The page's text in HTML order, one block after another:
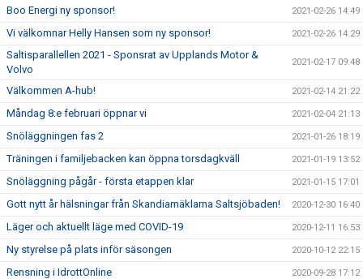
Boo Energi ny sponsor! 2021-02-26 14:49
Vi välkomnar Helly Hansen som ny sponsor! 2021-02-26 14:29
Saltisparallellen 2021 - Sponsrat av Upplands Motor &
Volvo
2021-02-17 09:48
Välkommen A-hub! 2021-02-14 21:22
Måndag 8:e februari öppnar vi 2021-02-04 21:13
Snöläggningen fas 2 2021-01-26 18:19
Träningen i familjebacken kan öppna torsdagkväll 2021-01-19 13:52
Snöläggning pågår - första etappen klar 2021-01-15 17:01
Gott nytt år hälsningar från Skandiamäklarna Saltsjöbaden! 2020-12-30 16:40
Läger och aktuellt läge med COVID-19 2020-12-11 16:53
Ny styrelse på plats inför säsongen 2020-10-12 22:15
Rensning i IdrottOnline 2020-09-28 17:12